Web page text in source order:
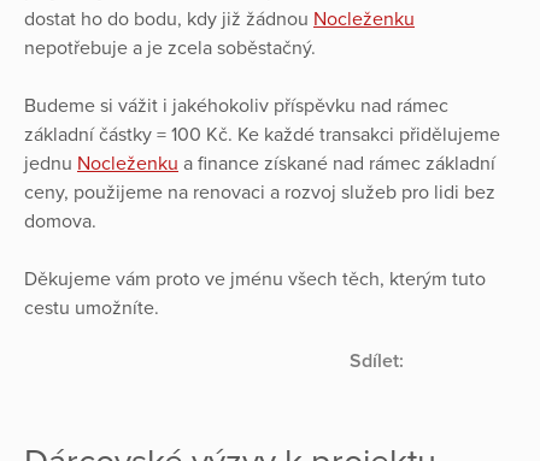
dostat ho do bodu, kdy již žádnou Nocleženku
nepotřebuje a je zcela soběstačný.
Budeme si vážit i jakéhokoliv příspěvku nad rámec
základní částky = 100 Kč. Ke každé transakci přidělujeme
jednu Nocleženku a finance získané nad rámec základní
ceny, použijeme na renovaci a rozvoj služeb pro lidi bez
domova.
Děkujeme vám proto ve jménu všech těch, kterým tuto
cestu umožníte.
Sdílet: